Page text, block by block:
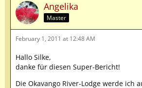
Angelika
Master
February 1, 2011 at 12:48 AM
Hallo Silke,
danke für diesen Super-Bericht!
Die Okavango River-Lodge werde ich